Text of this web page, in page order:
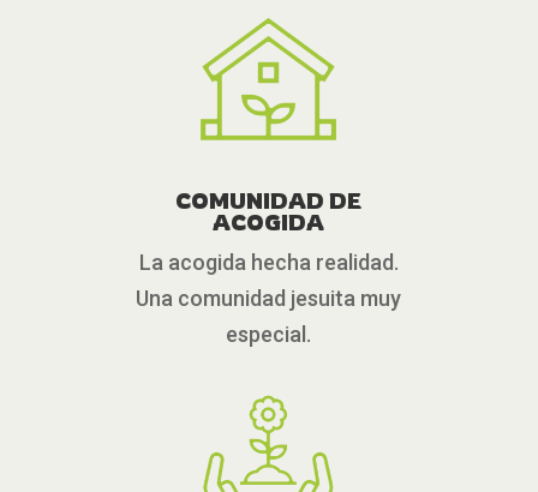
COMUNIDAD DE
ACOGIDA
La acogida hecha realidad.
Una comunidad jesuita muy
especial.